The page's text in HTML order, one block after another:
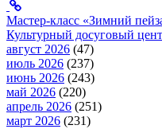
Мастер-класс «Зимний
Культурный досуговый
август 2026 (47)
июль 2026 (237)
июнь 2026 (243)
май 2026 (220)
апрель 2026 (251)
март 2026 (231)